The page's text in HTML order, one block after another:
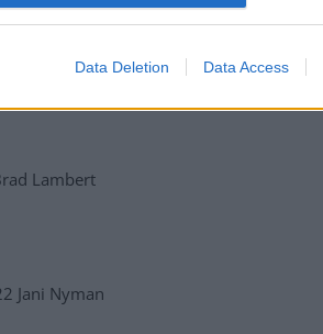
Data Deletion Data Access
Lambert
Jani Nyman